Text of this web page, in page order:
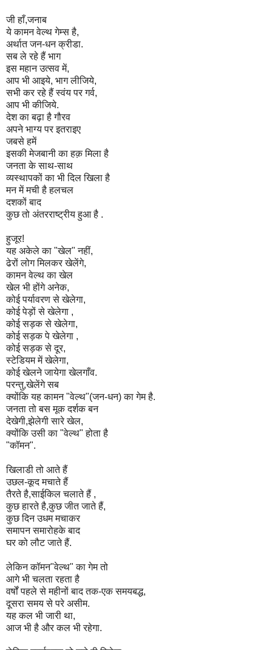
जी हाँ,जनाब
ये कामन वेल्थ गेम्स है,
अर्थात जन-धन क्रीडा.
सब ले रहे हैं भाग
इस महान उत्सव में,
आप भी आइये, भाग लीजिये,
सभी कर रहे हैं स्वंय पर गर्व,
आप भी कीजिये.
देश का बढ़ा है गौरव
अपने भाग्य पर इतराइए
जबसे हमें
इसकी मेजबानी का हक़ मिला है
जनता के साथ-साथ
व्यस्थापकों का भी दिल खिला है
मन में मची है हलचल
दशकों बाद
कुछ तो अंतरराष्ट्रीय हुआ है .
हुजूर!
यह अकेले का "खेल" नहीं,
ढेरों लोग मिलकर खेलेंगे,
कामन वेल्थ का खेल
खेल भी होंगे अनेक,
कोई पर्यावरण से खेलेगा,
कोई पेड़ों से खेलेगा ,
कोई सड़क से खेलेगा,
कोई सड़क पे खेलेगा ,
कोई सड़क से दूर,
स्टेडियम में खेलेगा,
कोई खेलने जायेगा खेलगाँव.
परन्तु,खेलेंगे सब
क्योंकि यह कामन "वेल्थ"(जन-धन) का गेम है.
जनता तो बस मूक दर्शक बन
देखेगी,झेलेगी सारे खेल,
क्योंकि उसी का "वेल्थ" होता है
"कॉमन".
खिलाडी तो आते हैं
उछल-कूद मचाते हैं
तैरते है,साईकिल चलाते हैं ,
कुछ हारते है,कुछ जीत जाते हैं,
कुछ दिन उधम मचाकर
समापन समारोहके बाद
घर को लौट जाते हैं.
लेकिन कॉमन"वेल्थ" का गेम तो
आगे भी चलता रहता है
वर्षों पहले से महीनों बाद तक-एक समयबद्ध,
दूसरा समय से परे असीम.
यह कल भी जारी था,
आज भी है और कल भी रहेगा.